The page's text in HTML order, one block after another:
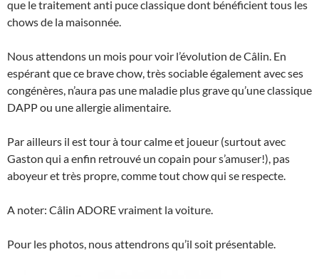
que le traitement anti puce classique dont bénéficient tous les
chows de la maisonnée.
Nous attendons un mois pour voir l’évolution de Câlin. En
espérant que ce brave chow, très sociable également avec ses
congénères, n’aura pas une maladie plus grave qu’une classique
DAPP ou une allergie alimentaire.
Par ailleurs il est tour à tour calme et joueur (surtout avec
Gaston qui a enfin retrouvé un copain pour s’amuser!), pas
aboyeur et très propre, comme tout chow qui se respecte.
A noter: Câlin ADORE vraiment la voiture.
Pour les photos, nous attendrons qu’il soit présentable.